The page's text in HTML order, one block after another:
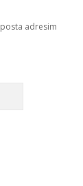
posta adresim